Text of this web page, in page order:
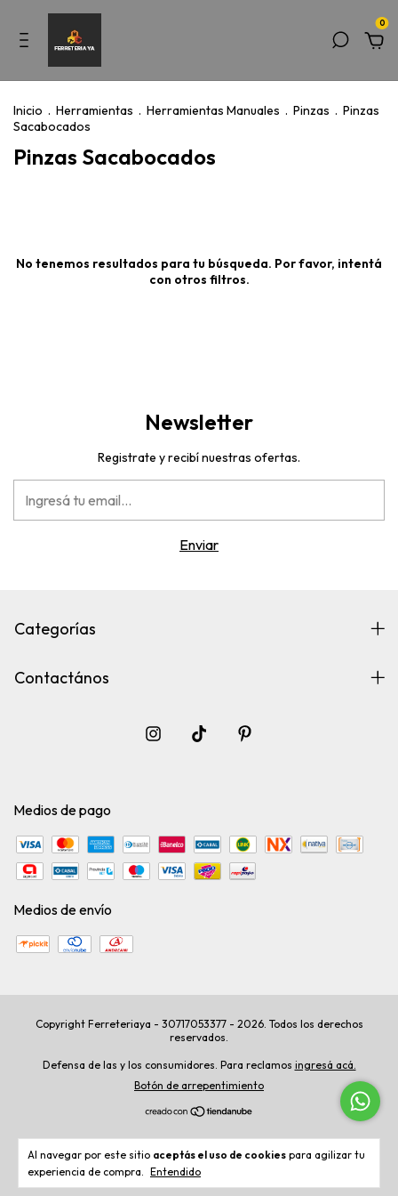
0
Al navegar por este sitio aceptás el uso de cookies para agilizar tu
experiencia de compra. Entendido
Inicio . Herramientas . Herramientas Manuales . Pinzas . Pinzas
Sacabocados
Pinzas Sacabocados
No tenemos resultados para tu búsqueda. Por favor, intentá
con otros filtros.
Newsletter
Registrate y recibí nuestras ofertas.
Categorías
Contactános
Medios de pago
Medios de envío
Copyright Ferreteriaya - 30717053377 - 2026. Todos los derechos
reservados.
Defensa de las y los consumidores. Para reclamos ingresá acá.
Botón de arrepentimiento